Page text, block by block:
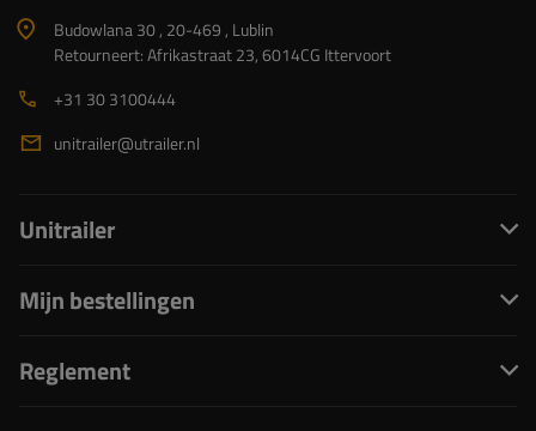
Budowlana 30 , 20-469 , Lublin
Retourneert: Afrikastraat 23, 6014CG Ittervoort
+31 30 3100444
unitrailer@utrailer.nl
Unitrailer
Mijn bestellingen
Reglement